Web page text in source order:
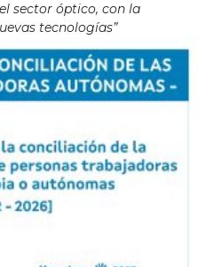
sector óptico, con la
tecnologías”